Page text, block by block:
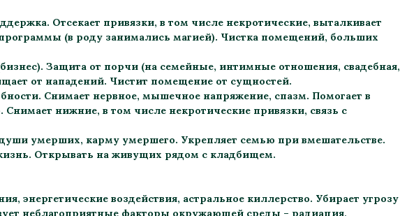
Отсекает привязки, в том числе некротические, выталкивает
(в роду занимались магией). Чистка помещений, больших
Защита от порчи (на семейные, интимные отношения, свадебная,
от нападений. Чистит помещение от сущностей.
Снимает нервное, мышечное напряжение, спазм. Помогает в
Снимает нижние, в том числе некротические привязки, связь с
умерших, карму умершего. Укрепляет семью при вмешательстве.
Открывать на живущих рядом с кладбищем.
энергетические воздействия, астральное киллерство. Убирает угрозу
неблагоприятные факторы окружающей среды – радиация,